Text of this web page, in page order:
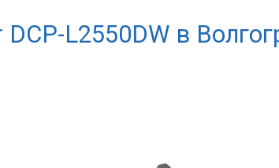
L2550DW в